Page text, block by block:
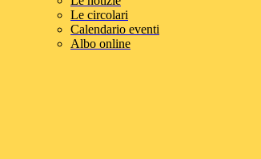
Le circolari
Calendario eventi
Albo online